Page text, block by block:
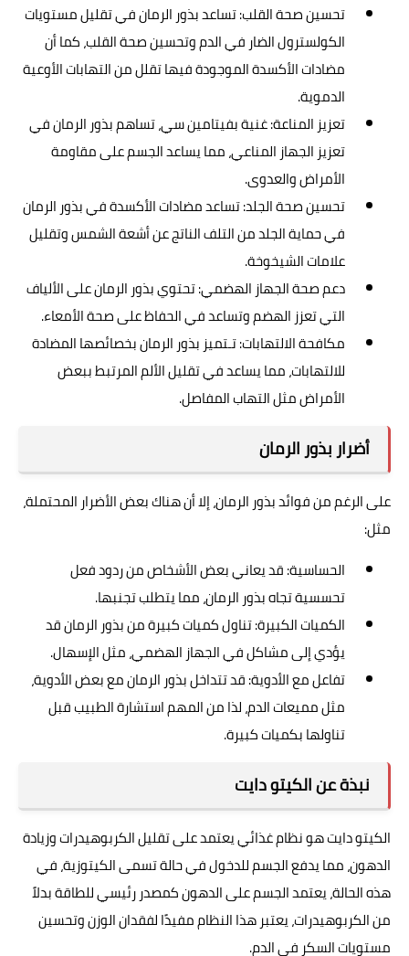
تحسين صحة القلب: تساعد بذور الرمان في تقليل مستويات
الكولسترول الضار في الدم وتحسين صحة القلب، كما أن
مضادات الأكسدة الموجودة فيها تقلل من التهابات الأوعية
الدموية.
تعزيز المناعة: غنية بفيتامين سي، تساهم بذور الرمان في
تعزيز الجهاز المناعي، مما يساعد الجسم على مقاومة
الأمراض والعدوى.
تحسين صحة الجلد: تساعد مضادات الأكسدة في بذور الرمان
في حماية الجلد من التلف الناتج عن أشعة الشمس وتقليل
علامات الشيخوخة.
دعم صحة الجهاز الهضمي: تحتوي بذور الرمان على الألياف
التي تعزز الهضم وتساعد في الحفاظ على صحة الأمعاء.
مكافحة الالتهابات: تـتميز بذور الرمان بخصائصها المضادة
للالتهابات، مما يساعد في تقليل الألم المرتبط ببعض
الأمراض مثل التهاب المفاصل.
أضرار بذور الرمان
على الرغم من فوائد بذور الرمان، إلا أن هناك بعض الأضرار المحتملة،
مثل:
الحساسية: قد يعاني بعض الأشخاص من ردود فعل
تحسسية تجاه بذور الرمان، مما يتطلب تجنبها.
الكميات الكبيرة: تناول كميات كبيرة من بذور الرمان قد
يؤدي إلى مشاكل في الجهاز الهضمي، مثل الإسهال.
تفاعل مع الأدوية: قد تتداخل بذور الرمان مع بعض الأدوية،
مثل مميعات الدم، لذا من المهم استشارة الطبيب قبل
تناولها بكميات كبيرة.
نبذة عن الكيتو دايت
الكيتو دايت هو نظام غذائي يعتمد على تقليل الكربوهيدرات وزيادة
الدهون، مما يدفع الجسم للدخول في حالة تسمى الكيتوزية، في
هذه الحالة، يعتمد الجسم على الدهون كمصدر رئيسي للطاقة بدلاً
من الكربوهيدرات، يعتبر هذا النظام مفيدًا لفقدان الوزن وتحسين
مستويات السكر في الدم.